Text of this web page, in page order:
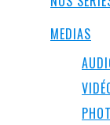
MEDIAS